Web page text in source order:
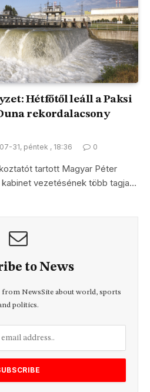
Hétfőtől leáll a Paksi
rekordalacsony
31, péntek , 18:36 0
tartott Magyar Péter
vezetésének több tagja…
to News
from NewsSite about world, sports
politics.